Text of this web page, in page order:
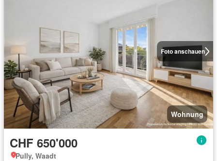
Foto anschauen
Wohnung
CHF 650'000
Pully, Waadt